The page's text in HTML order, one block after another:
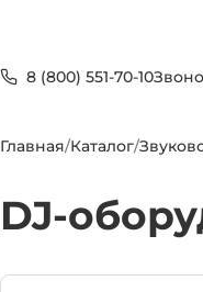
8 (800) 551-70-10
Главная/Каталог/
DJ-